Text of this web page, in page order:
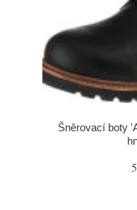
Šněrovací boty